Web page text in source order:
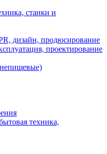
станки и
дизайн, продюсирование
проектирование
техника,